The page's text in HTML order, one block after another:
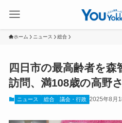
ホーム ニュース 総合
四日市の最高齢者を森
訪問、満108歳の高野
ニュース 総合 議会・行政 2025年8月